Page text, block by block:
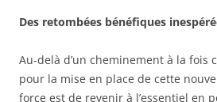
Des retombées bénéfiques
Au-delà d’un cheminement à la fois
pour la mise en place de cette
force est de revenir à l’essentiel en